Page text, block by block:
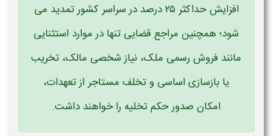
افزایش حداکثر ۲۵ درصد در سراسر کشور تمدید می
شود؛ همچنین مراجع قضایی تنها در موارد استثنایی
مانند فروش رسمی ملک، نیاز شخصی مالک، تخریب
یا بازسازی اساسی و تخلف مستاجر از تعهدات،
امکان صدور حکم تخلیه را خواهند داشت.